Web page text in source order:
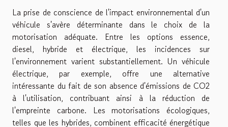
La prise de conscience de l'impact environnemental d'un
véhicule s'avère déterminante dans le choix de la
motorisation adéquate. Entre les options essence,
diesel, hybride et électrique, les incidences sur
l'environnement varient substantiellement. Un véhicule
électrique, par exemple, offre une alternative
intéressante du fait de son absence d'émissions de CO2
à l'utilisation, contribuant ainsi à la réduction de
l'empreinte carbone. Les motorisations écologiques,
telles que les hybrides, combinent efficacité énergétique